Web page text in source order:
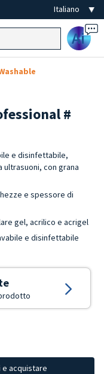
Ai
#
e disinfettabile,
ultrasuoni, con grana
e spessore di
gel, acrilico e acrigel
e disinfettabile
acquistare